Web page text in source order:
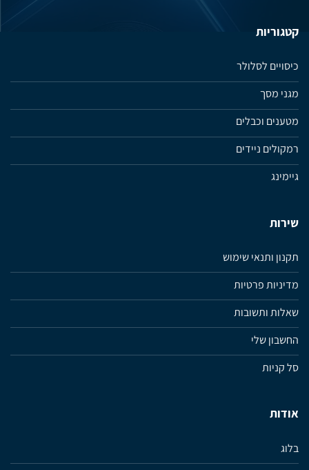
קטגוריות
כיסויים לסלולר
מגני מסך
מטענים וכבלים
רמקולים ניידים
גיימינג
שירות
תקנון ותנאי שימוש
מדיניות פרטיות
שאלות ותשובות
החשבון שלי
סל קניות
אודות
בלוג